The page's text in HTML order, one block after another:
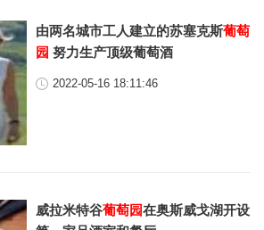
由两名城市工人建立的苏塞克斯葡萄
园 努力生产顶级葡萄酒
2022-05-16 18:11:46
威拉米特谷葡萄园在奥斯威戈湖开设